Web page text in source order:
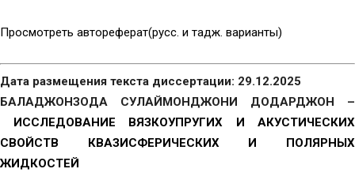
Просмотреть автореферат(русс. и тадж. варианты)
Дата размещения текста диссертации: 29.12.2025
БАЛАДЖОНЗОДА СУЛАЙМОНДЖОНИ ДОДАРДЖОН –
ИССЛЕДОВАНИЕ ВЯЗКОУПРУГИХ И АКУСТИЧЕСКИХ
СВОЙСТВ КВАЗИСФЕРИЧЕСКИХ И ПОЛЯРНЫХ
ЖИДКОСТЕЙ